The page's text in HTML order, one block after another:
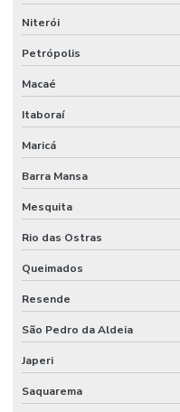
Niterói
Petrópolis
Macaé
Itaboraí
Maricá
Barra Mansa
Mesquita
Rio das Ostras
Queimados
Resende
São Pedro da Aldeia
Japeri
Saquarema